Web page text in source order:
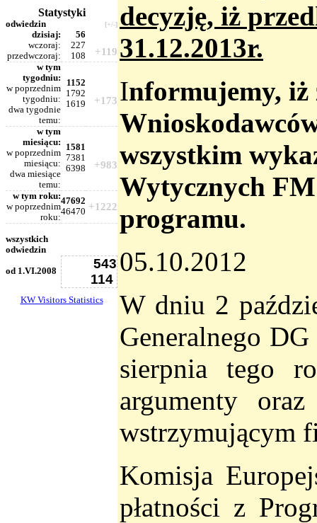
Statystyki
odwiedzin [+/-]
dzisiaj:
wczoraj:
przedwczoraj:
56
227
108
+119
w tym
tygodniu:
w poprzednim
tygodniu:
dwa tygodnie
temu:
1152
1792
1619
+173
w tym
miesiącu:
w poprzednim
miesiącu:
dwa miesiące
temu:
1581
7381
6398
+983
w tym roku:
w poprzednim
roku:
47692
46470 +1222
wszystkich
odwiedzin
od 1.VI.2008
543
114
KW Visitors Statistics
decyzję, iż
31.12.2013r.
Informujemy, iż
wszystkim
Wytycznych
programu.
05.10.2012
W dniu 2
Generalnego
sierpnia tego
argumenty
wstrzymującym
Komisja
płatności z